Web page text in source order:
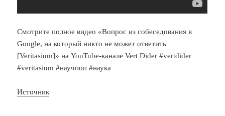
Смотрите полное видео «Вопрос из собеседования в
Google, на который никто не может ответить
[Veritasium]» на YouTube-канале Vert Dider #vertdider
#veritasium #научпоп #наука
Источник